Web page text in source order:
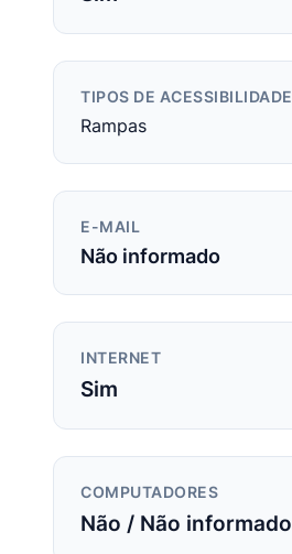
TIPOS DE ACESSIBILIDADE
Rampas
E-MAIL
Não informado
INTERNET
Sim
COMPUTADORES
Não / Não informado